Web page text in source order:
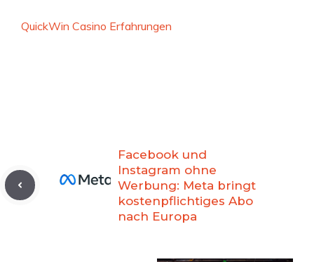
QuickWin Casino Erfahrungen
Facebook und
Instagram ohne
Werbung: Meta bringt
kostenpflichtiges Abo
nach Europa